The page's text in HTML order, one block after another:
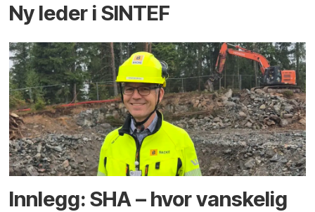
Ny leder i SINTEF
Innlegg: SHA – hvor vanskelig